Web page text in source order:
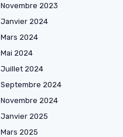
Novembre 2023
Janvier 2024
Mars 2024
Mai 2024
Juillet 2024
Septembre 2024
Novembre 2024
Janvier 2025
Mars 2025